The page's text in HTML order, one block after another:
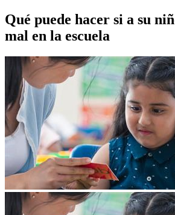
Qué puede hacer si a su
mal en la escuela